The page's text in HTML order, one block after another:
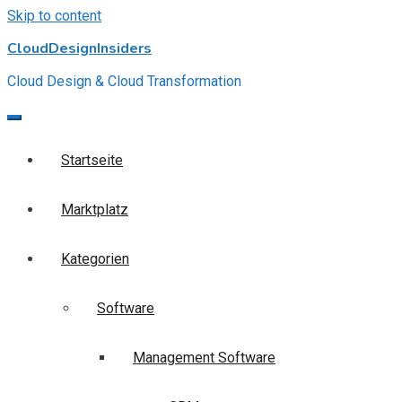
Skip to content
CloudDesignInsiders
Cloud Design & Cloud Transformation
Startseite
Marktplatz
Kategorien
Software
Management Software